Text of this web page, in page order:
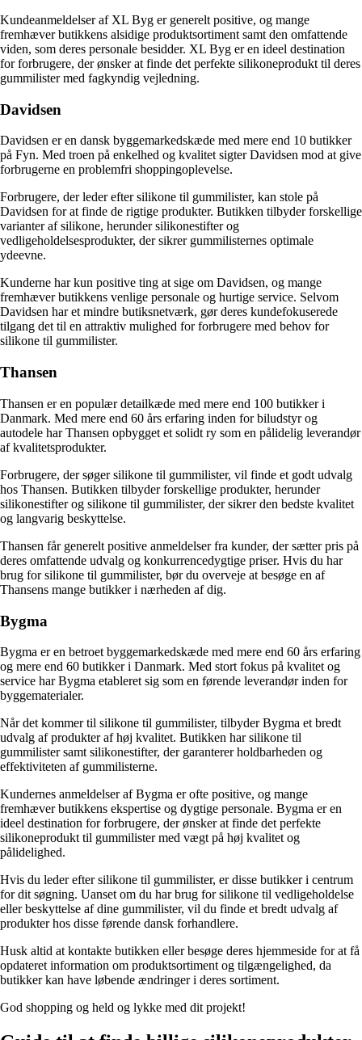
Kundeanmeldelser af XL Byg er generelt positive, og mange
fremhæver butikkens alsidige produktsortiment samt den omfattende
viden, som deres personale besidder. XL Byg er en ideel destination
for forbrugere, der ønsker at finde det perfekte silikoneprodukt til deres
gummilister med fagkyndig vejledning.
Davidsen
Davidsen er en dansk byggemarkedskæde med mere end 10 butikker
på Fyn. Med troen på enkelhed og kvalitet sigter Davidsen mod at give
forbrugerne en problemfri shoppingoplevelse.
Forbrugere, der leder efter silikone til gummilister, kan stole på
Davidsen for at finde de rigtige produkter. Butikken tilbyder forskellige
varianter af silikone, herunder silikonestifter og
vedligeholdelsesprodukter, der sikrer gummilisternes optimale
ydeevne.
Kunderne har kun positive ting at sige om Davidsen, og mange
fremhæver butikkens venlige personale og hurtige service. Selvom
Davidsen har et mindre butiksnetværk, gør deres kundefokuserede
tilgang det til en attraktiv mulighed for forbrugere med behov for
silikone til gummilister.
Thansen
Thansen er en populær detailkæde med mere end 100 butikker i
Danmark. Med mere end 60 års erfaring inden for biludstyr og
autodele har Thansen opbygget et solidt ry som en pålidelig leverandør
af kvalitetsprodukter.
Forbrugere, der søger silikone til gummilister, vil finde et godt udvalg
hos Thansen. Butikken tilbyder forskellige produkter, herunder
silikonestifter og silikone til gummilister, der sikrer den bedste kvalitet
og langvarig beskyttelse.
Thansen får generelt positive anmeldelser fra kunder, der sætter pris på
deres omfattende udvalg og konkurrencedygtige priser. Hvis du har
brug for silikone til gummilister, bør du overveje at besøge en af
Thansens mange butikker i nærheden af dig.
Bygma
Bygma er en betroet byggemarkedskæde med mere end 60 års erfaring
og mere end 60 butikker i Danmark. Med stort fokus på kvalitet og
service har Bygma etableret sig som en førende leverandør inden for
byggematerialer.
Når det kommer til silikone til gummilister, tilbyder Bygma et bredt
udvalg af produkter af høj kvalitet. Butikken har silikone til
gummilister samt silikonestifter, der garanterer holdbarheden og
effektiviteten af gummilisterne.
Kundernes anmeldelser af Bygma er ofte positive, og mange
fremhæver butikkens ekspertise og dygtige personale. Bygma er en
ideel destination for forbrugere, der ønsker at finde det perfekte
silikoneprodukt til gummilister med vægt på høj kvalitet og
pålidelighed.
Hvis du leder efter silikone til gummilister, er disse butikker i centrum
for dit søgning. Uanset om du har brug for silikone til vedligeholdelse
eller beskyttelse af dine gummilister, vil du finde et bredt udvalg af
produkter hos disse førende dansk forhandlere.
Husk altid at kontakte butikken eller besøge deres hjemmeside for at få
opdateret information om produktsortiment og tilgængelighed, da
butikker kan have løbende ændringer i deres sortiment.
God shopping og held og lykke med dit projekt!